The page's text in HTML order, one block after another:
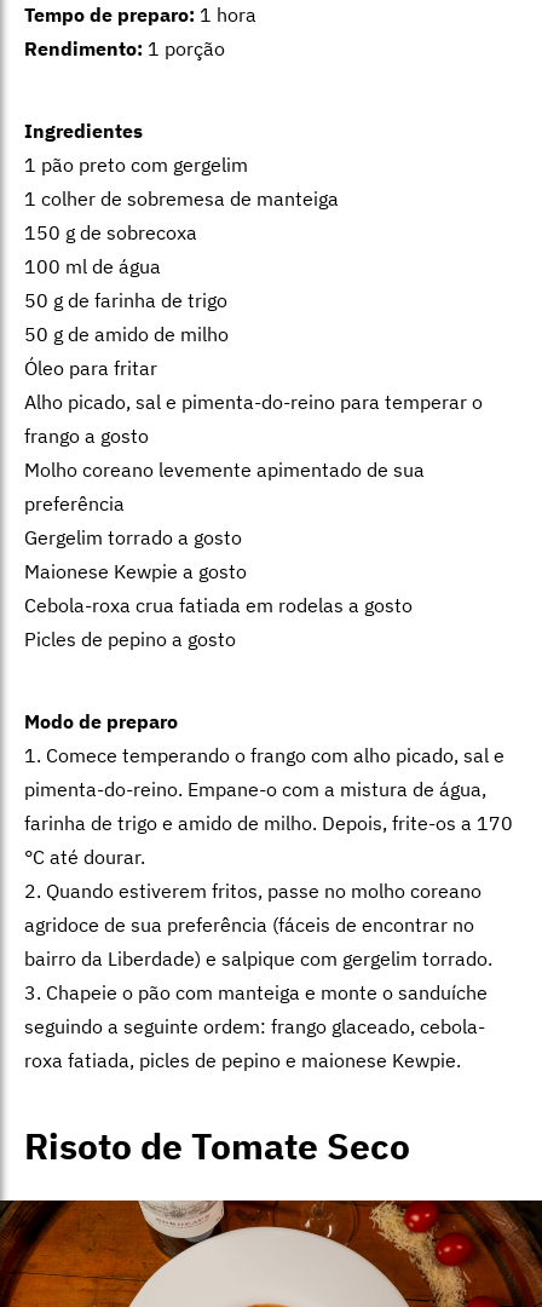
Tempo de preparo: 1 hora
Rendimento: 1 porção
Ingredientes
1 pão preto com gergelim
1 colher de sobremesa de manteiga
⁠150 g de sobrecoxa
100 ml de água
50 g de farinha de trigo
50 g de amido de milho
Óleo para fritar
Alho picado, sal e pimenta-do-reino para temperar o
frango a gosto
Molho coreano levemente apimentado de sua
preferência
Gergelim torrado a gosto
Maionese ⁠Kewpie a gosto
Cebola-roxa crua fatiada em rodelas a gosto
Picles de pepino a gosto
Modo de preparo
1. Comece temperando o frango com alho picado, sal e
pimenta-do-reino. Empane-o com a mistura de água,
farinha de trigo e amido de milho. Depois, frite-os a 170
°C até dourar.
2. Quando estiverem fritos, passe no molho coreano
agridoce de sua preferência (fáceis de encontrar no
bairro da Liberdade) e salpique com gergelim torrado.
3. Chapeie o pão com manteiga e monte o sanduíche
seguindo a seguinte ordem: frango glaceado, cebola-
roxa fatiada, picles de pepino e maionese Kewpie.
Risoto de Tomate Seco